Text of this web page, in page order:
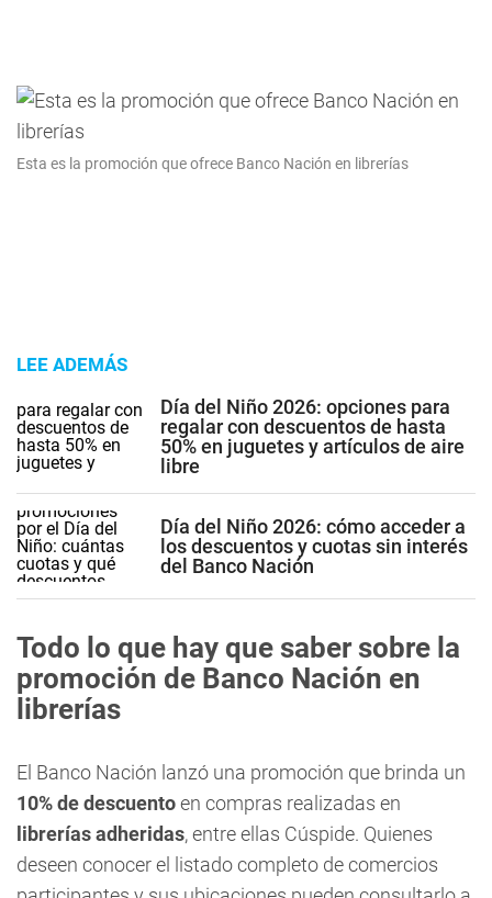
Esta es la promoción que ofrece Banco Nación en librerías
LEE ADEMÁS
Día del Niño 2026: opciones para
regalar con descuentos de hasta
50% en juguetes y artículos de aire
libre
Día del Niño 2026: cómo acceder a
los descuentos y cuotas sin interés
del Banco Nación
Todo lo que hay que saber sobre la
promoción de Banco Nación en
librerías
El Banco Nación lanzó una promoción que brinda un
10% de descuentoen compras realizadas en
librerías adheridas, entre ellas Cúspide. Quienes
deseen conocer el listado completo de comercios